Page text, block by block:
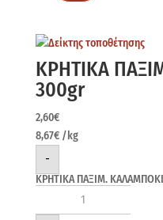
ΚΡΗΤΙΚΑ
300gr
2,60€
8,67€ /kg
-
ΚΡΗΤΙΚΑ ΠΑΞΙΜ.